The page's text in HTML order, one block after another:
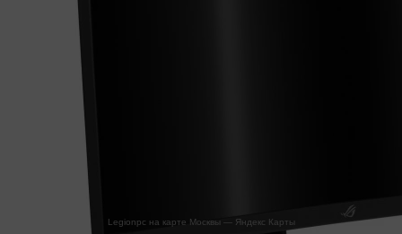
Legionpc на карте Москвы — Яндекс Карты